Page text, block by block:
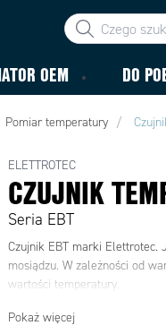
OEM DO
Pomiar temperatury
ELETTROTEC
CZUJNIK
Seria EBT
Czujnik EBT marki Elettrotec.
mosiądzu. W zależności od
wartości temperatury.
Pokaż więcej